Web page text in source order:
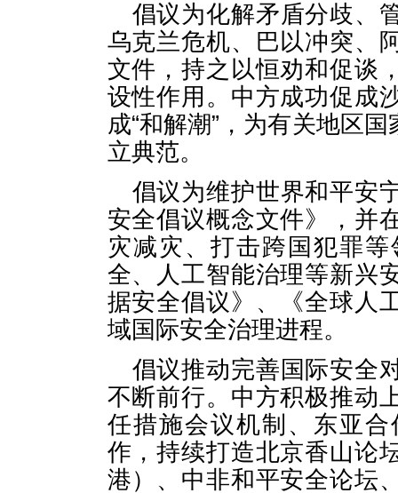
倡议为化解矛盾分歧、
乌克兰危机、巴以冲突、
文件，持之以恒劝和促谈
设性作用。中方成功促成
成“和解潮”，为有关地区
立典范。
倡议为维护世界和平安
安全倡议概念文件》，并
灾减灾、打击跨国犯罪
全、人工智能治理等新兴
据安全倡议》、《全球人
域国际安全治理进程。
倡议推动完善国际安全
不断前行。中方积极推动
任措施会议机制、东亚
作，持续打造北京香山论
港）、中非和平安全论坛